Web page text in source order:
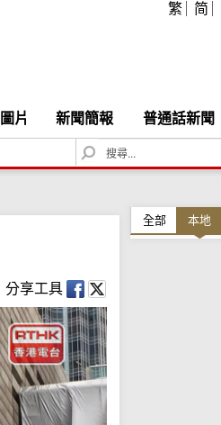
繁 简
片 新聞簡報 普通話新聞
S
e
c
分享工具
全部 本地